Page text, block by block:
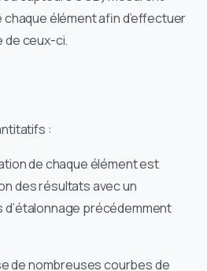
élément afin d’effectuer
de ceux-ci.
:
de chaque élément est
des résultats avec un
d’étalonnage précédemment
de nombreuses courbes de